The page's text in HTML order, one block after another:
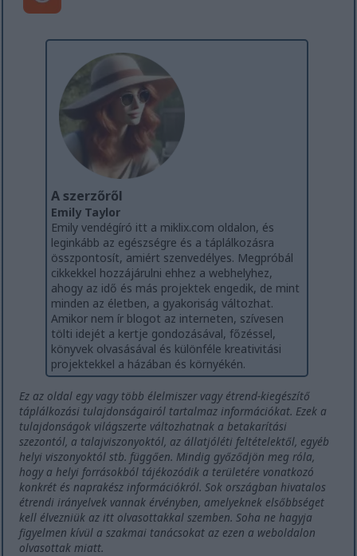
A szerzőről
Emily Taylor
Emily vendégíró itt a miklix.com oldalon, és
leginkább az egészségre és a táplálkozásra
összpontosít, amiért szenvedélyes. Megpróbál
cikkekkel hozzájárulni ehhez a webhelyhez,
ahogy az idő és más projektek engedik, de mint
minden az életben, a gyakoriság változhat.
Amikor nem ír blogot az interneten, szívesen
tölti idejét a kertje gondozásával, főzéssel,
könyvek olvasásával és különféle kreativitási
projektekkel a házában és környékén.
Ez az oldal egy vagy több élelmiszer vagy étrend-kiegészítő
táplálkozási tulajdonságairól tartalmaz információkat. Ezek a
tulajdonságok világszerte változhatnak a betakarítási
szezontól, a talajviszonyoktól, az állatjóléti feltételektől, egyéb
helyi viszonyoktól stb. függően. Mindig győződjön meg róla,
hogy a helyi forrásokból tájékozódik a területére vonatkozó
konkrét és naprakész információkról. Sok országban hivatalos
étrendi irányelvek vannak érvényben, amelyeknek elsőbbséget
kell élvezniük az itt olvasottakkal szemben. Soha ne hagyja
figyelmen kívül a szakmai tanácsokat az ezen a weboldalon
olvasottak miatt.